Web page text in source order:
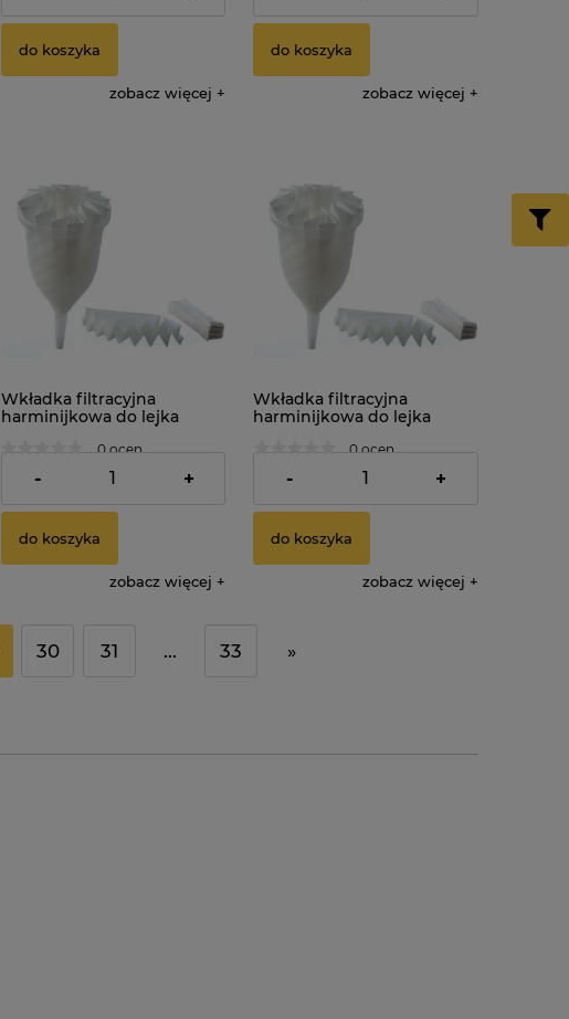
do koszyka
zobacz więcej
do koszyka
zobacz więcej
Wkładka filtracyjna
harminijkowa do lejka
0 ocen
1,99 zł
- +
do koszyka
zobacz więcej
Wkładka filtracyjna
harminijkowa do lejka
25cm x 10szt.0 ocen
16,89 zł
- +
do koszyka
zobacz więcej
30 31 ... 33 »